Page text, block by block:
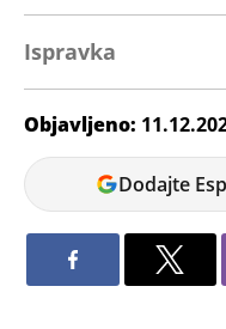
Ispravka
Objavljeno:
Tamara
Marić
Dodajte